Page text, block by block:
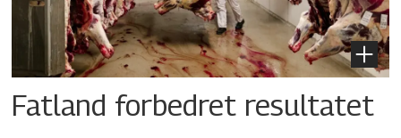
Fatland forbedret resultatet